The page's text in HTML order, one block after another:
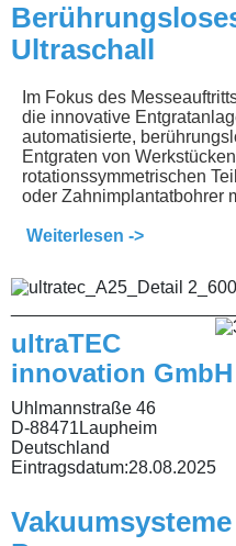
Ultraschall
Im Fokus des
die innovative
automatisierte,
Entgraten von
rotationssymmetrischen
oder Zahnimplantatbohrer
Weiterlesen ->
ultraTEC
innovation GmbH
Uhlmannstraße 46
D-88471Laupheim
Deutschland
Eintragsdatum:28.08.2025